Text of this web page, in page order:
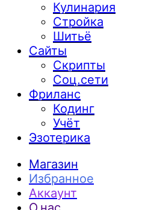
Кулинария
Стройка
Шитьё
Сайты
Скрипты
Соц.сети
Фриланс
Кодинг
Учёт
Эзотерика
Магазин
Избранное
Аккаунт